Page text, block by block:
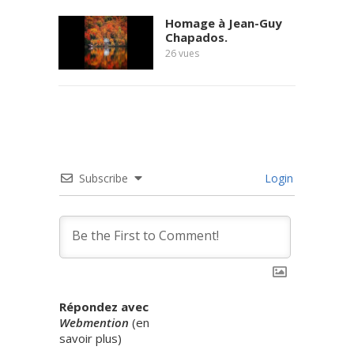
Homage à Jean-Guy
Chapados.
26vues
Subscribe Login
Répondez avec
Webmention (en
savoir plus)